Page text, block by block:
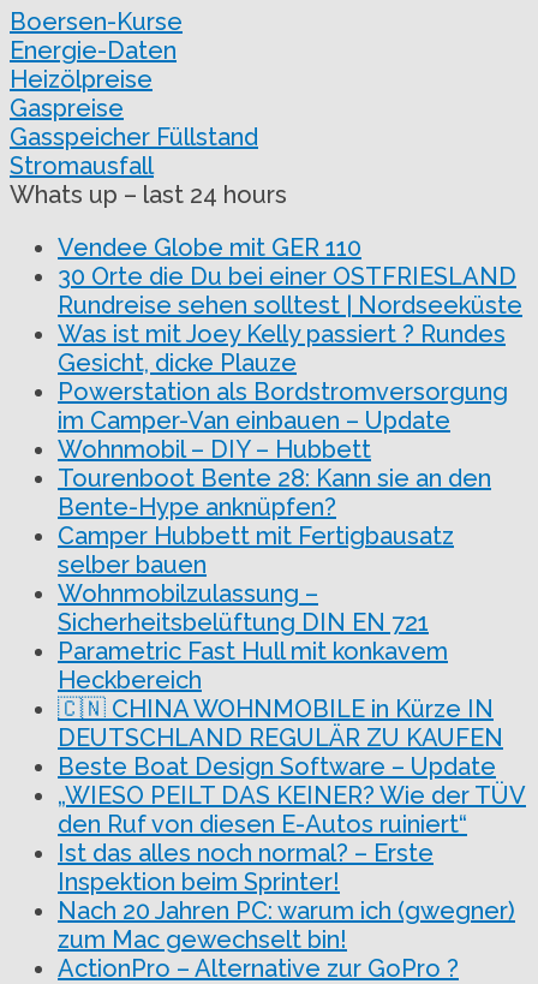
Boersen-Kurse
Energie-Daten
Heizölpreise
Gaspreise
Gasspeicher Füllstand
Stromausfall
Whats up – last 24 hours
Vendee Globe mit GER 110
30 Orte die Du bei einer OSTFRIESLAND
Rundreise sehen solltest | Nordseeküste
Was ist mit Joey Kelly passiert ? Rundes
Gesicht, dicke Plauze
Powerstation als Bordstromversorgung
im Camper-Van einbauen – Update
Wohnmobil – DIY – Hubbett
Tourenboot Bente 28: Kann sie an den
Bente-Hype anknüpfen?
Camper Hubbett mit Fertigbausatz
selber bauen
Wohnmobilzulassung –
Sicherheitsbelüftung DIN EN 721
Parametric Fast Hull mit konkavem
Heckbereich
🇨🇳 CHINA WOHNMOBILE in Kürze IN
DEUTSCHLAND REGULÄR ZU KAUFEN
Beste Boat Design Software – Update
„WIESO PEILT DAS KEINER? Wie der TÜV
den Ruf von diesen E-Autos ruiniert“
Ist das alles noch normal? – Erste
Inspektion beim Sprinter!
Nach 20 Jahren PC: warum ich (gwegner)
zum Mac gewechselt bin!
ActionPro – Alternative zur GoPro ?